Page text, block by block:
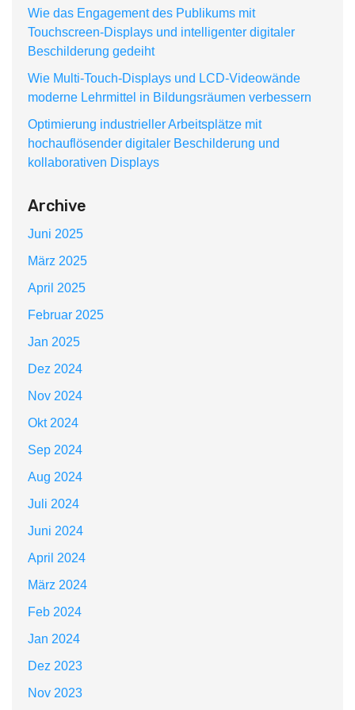
Wie das Engagement des Publikums mit
Touchscreen-Displays und intelligenter digitaler
Beschilderung gedeiht
Wie Multi-Touch-Displays und LCD-Videowände
moderne Lehrmittel in Bildungsräumen verbessern
Optimierung industrieller Arbeitsplätze mit
hochauflösender digitaler Beschilderung und
kollaborativen Displays
Archive
Juni 2025
März 2025
April 2025
Februar 2025
Jan 2025
Dez 2024
Nov 2024
Okt 2024
Sep 2024
Aug 2024
Juli 2024
Juni 2024
April 2024
März 2024
Feb 2024
Jan 2024
Dez 2023
Nov 2023